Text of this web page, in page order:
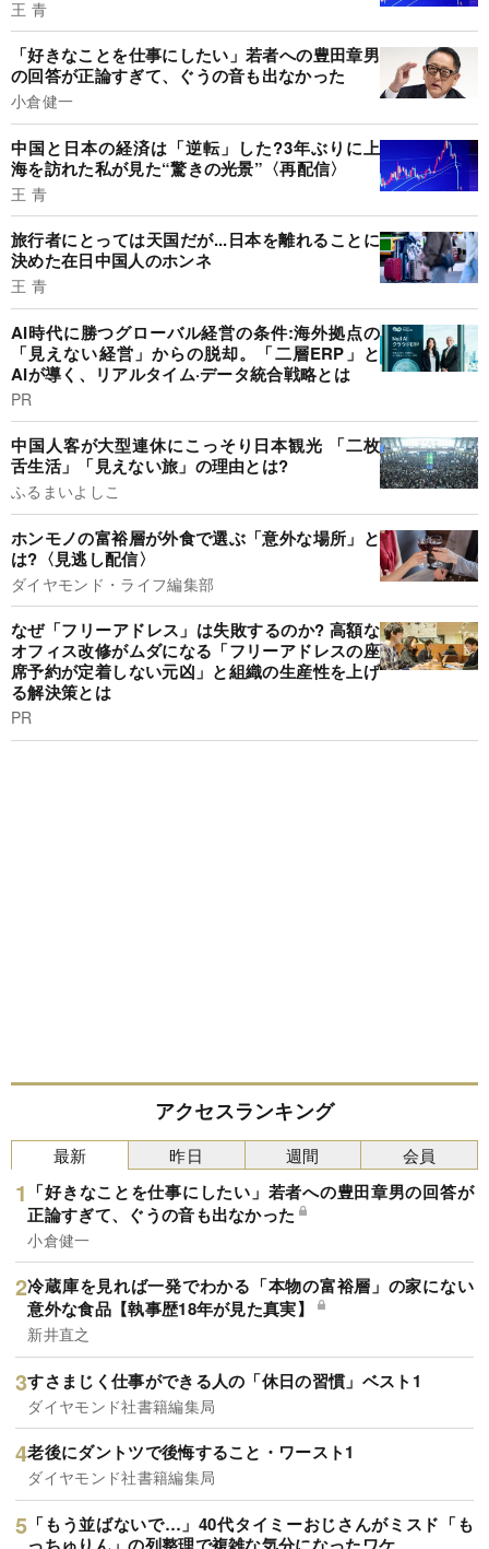
王 青
「好きなことを仕事にしたい」若者への豊田章男
の回答が正論すぎて、ぐうの音も出なかった
小倉健一
中国と日本の経済は「逆転」した?3年ぶりに上
海を訪れた私が見た“驚きの光景”〈再配信〉
王 青
旅行者にとっては天国だが...日本を離れることに
決めた在日中国人のホンネ
王 青
AI時代に勝つグローバル経営の条件:海外拠点の
「見えない経営」からの脱却。「二層ERP」と
AIが導く、リアルタイム·データ統合戦略とは
PR
中国人客が大型連休にこっそり日本観光 「二枚
舌生活」「見えない旅」の理由とは?
ふるまいよしこ
ホンモノの富裕層が外食で選ぶ「意外な場所」と
は?〈見逃し配信〉
ダイヤモンド・ライフ編集部
なぜ「フリーアドレス」は失敗するのか? 高額な
オフィス改修がムダになる「フリーアドレスの座
席予約が定着しない元凶」と組織の生産性を上げ
る解決策とは
PR
アクセスランキング
最新
「好きなことを仕事にしたい」若者への豊田章男の回答が
正論すぎて、ぐうの音も出なかった
小倉健一
冷蔵庫を見れば一発でわかる「本物の富裕層」の家にない
意外な食品【執事歴18年が見た真実】
新井直之
すさまじく仕事ができる人の「休日の習慣」ベスト1
ダイヤモンド社書籍編集局
老後にダントツで後悔すること・ワースト1
ダイヤモンド社書籍編集局
「もう並ばないで…」40代タイミーおじさんがミスド「も
昨日 週間 会員